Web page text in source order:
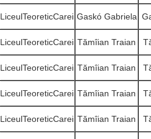
LiceulTeoreticCarei Gaskó Gabriela
LiceulTeoreticCarei Tămîian Traian
LiceulTeoreticCarei Tămîian Traian
LiceulTeoreticCarei Tămîian Traian
LiceulTeoreticCarei Tămîian Traian